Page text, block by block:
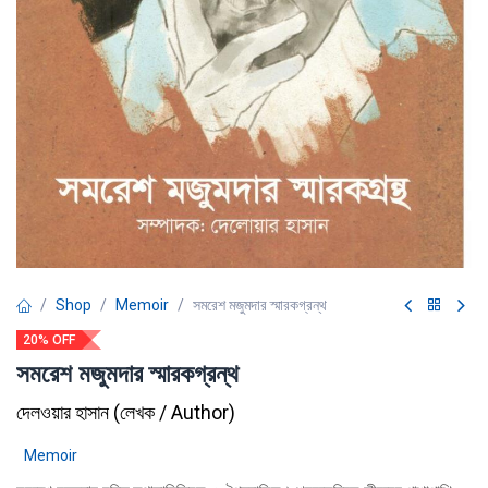
Shop Memoir সমরেশ মজুমদার স্মারকগ্রন্থ
20% OFF
সমরেশ মজুমদার স্মারকগ্রন্থ
দেলওয়ার হাসান (লেখক / Author)
Memoir